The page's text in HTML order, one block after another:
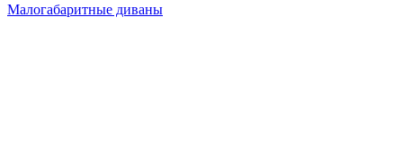
Малогабаритные диваны